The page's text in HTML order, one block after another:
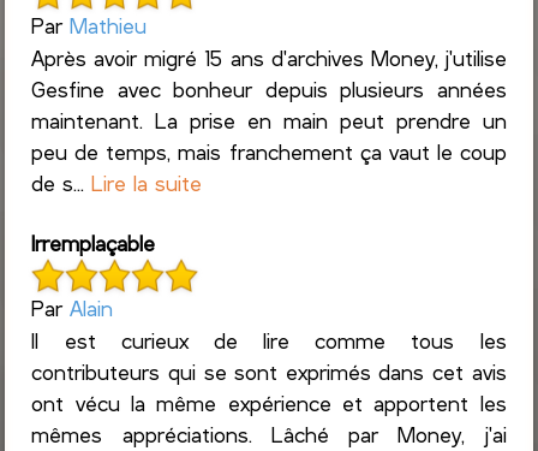
ParMathieu
Après avoir migré 15 ans d'archives Money, j'utilise
Gesfine avec bonheur depuis plusieurs années
maintenant. La prise en main peut prendre un
peu de temps, mais franchement ça vaut le coup
de s...Lire la suite
Irremplaçable
ParAlain
Il est curieux de lire comme tous les
contributeurs qui se sont exprimés dans cet avis
ont vécu la même expérience et apportent les
mêmes appréciations. Lâché par Money, j'ai